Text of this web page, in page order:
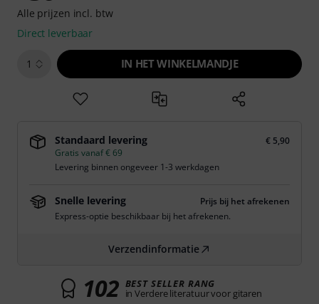
Alle prijzen incl. btw
Direct leverbaar
1 IN HET WINKELMANDJE
Standaard levering
€ 5,90
Gratis vanaf € 69
Levering binnen ongeveer 1-3 werkdagen
Snelle levering
Prijs bij het afrekenen
Express-optie beschikbaar bij het afrekenen.
Verzendinformatie
102 BEST SELLER RANG
in Verdere literatuur voor gitaren